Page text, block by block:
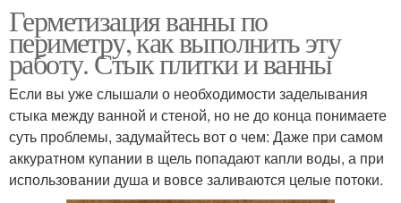
Герметизация ванны по
периметру, как выполнить эту
работу. Стык плитки и ванны
Если вы уже слышали о необходимости заделывания
стыка между ванной и стеной, но не до конца понимаете
суть проблемы, задумайтесь вот о чем: Даже при самом
аккуратном купании в щель попадают капли воды, а при
использовании душа и вовсе заливаются целые потоки.